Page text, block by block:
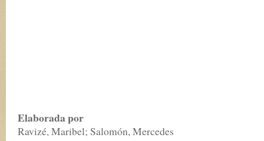
Elaborada por
Ravizé, Maribel; Salomón, Mercedes